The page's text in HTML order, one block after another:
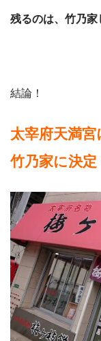
残るのは、竹乃家
結論！
太宰府天満宮
竹乃家に決定